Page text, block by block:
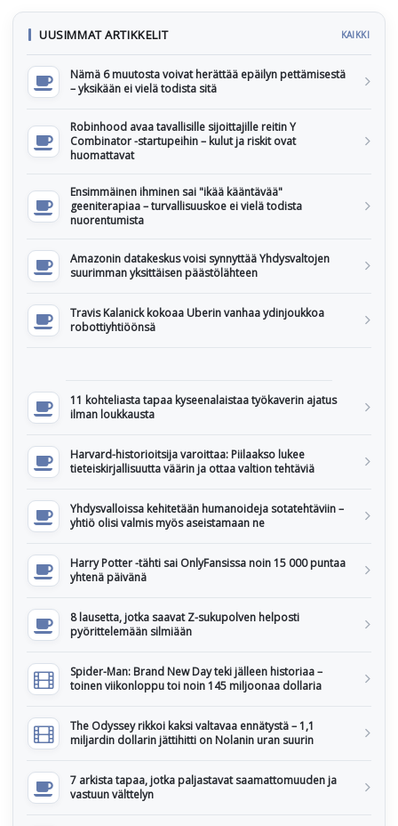
UUSIMMAT ARTIKKELIT KAIKKI
Nämä 6 muutosta voivat herättää epäilyn pettämisestä
– yksikään ei vielä todista sitä
Robinhood avaa tavallisille sijoittajille reitin Y
Combinator -startupeihin – kulut ja riskit ovat
huomattavat
Ensimmäinen ihminen sai "ikää kääntävää"
geeniterapiaa – turvallisuuskoe ei vielä todista
nuorentumista
Amazonin datakeskus voisi synnyttää Yhdysvaltojen
suurimman yksittäisen päästölähteen
Travis Kalanick kokoaa Uberin vanhaa ydinjoukkoa
robottiyhtiöönsä
11 kohteliasta tapaa kyseenalaistaa työkaverin ajatus
ilman loukkausta
Harvard-historioitsija varoittaa: Piilaakso lukee
tieteiskirjallisuutta väärin ja ottaa valtion tehtäviä
Yhdysvalloissa kehitetään humanoideja sotatehtäviin –
yhtiö olisi valmis myös aseistamaan ne
Harry Potter -tähti sai OnlyFansissa noin 15 000 puntaa
yhtenä päivänä
8 lausetta, jotka saavat Z-sukupolven helposti
pyörittelemään silmiään
Spider-Man: Brand New Day teki jälleen historiaa –
toinen viikonloppu toi noin 145 miljoonaa dollaria
The Odyssey rikkoi kaksi valtavaa ennätystä – 1,1
miljardin dollarin jättihitti on Nolanin uran suurin
7 arkista tapaa, jotka paljastavat saamattomuuden ja
vastuun välttelyn